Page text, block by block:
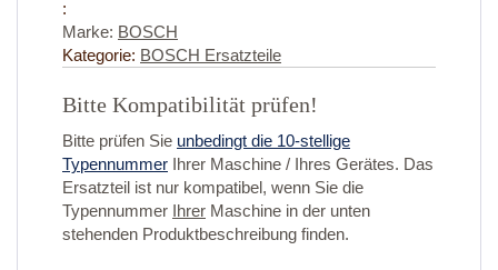
:
Marke: BOSCH
Kategorie: BOSCH Ersatzteile
Bitte Kompatibilität prüfen!
Bitte prüfen Sie unbedingt die 10-stellige
Typennummer Ihrer Maschine / Ihres Gerätes. Das
Ersatzteil ist nur kompatibel, wenn Sie die
Typennummer Ihrer Maschine in der unten
stehenden Produktbeschreibung finden.